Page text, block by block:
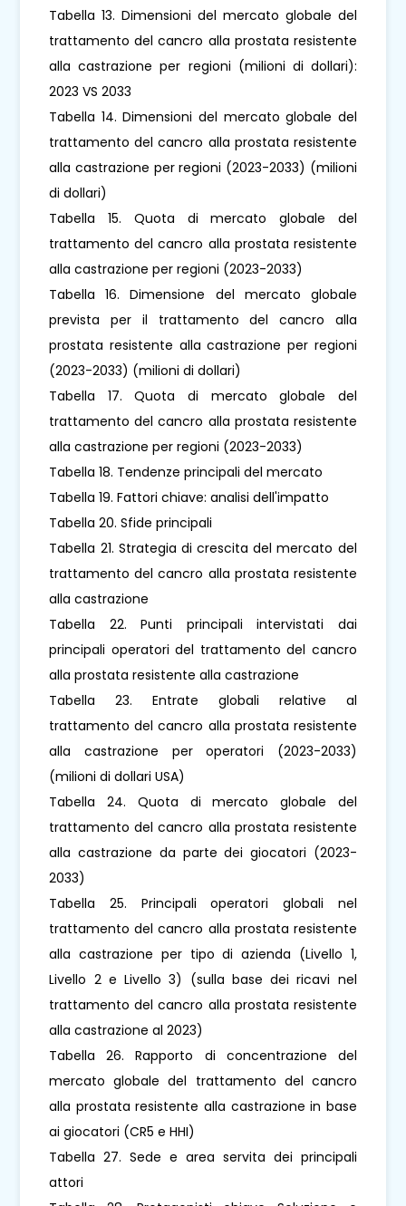
Tabella 13. Dimensioni del mercato globale del
trattamento del cancro alla prostata resistente
alla castrazione per regioni (milioni di dollari):
2023 VS 2033
Tabella 14. Dimensioni del mercato globale del
trattamento del cancro alla prostata resistente
alla castrazione per regioni (2023-2033) (milioni
di dollari)
Tabella 15. Quota di mercato globale del
trattamento del cancro alla prostata resistente
alla castrazione per regioni (2023-2033)
Tabella 16. Dimensione del mercato globale
prevista per il trattamento del cancro alla
prostata resistente alla castrazione per regioni
(2023-2033) (milioni di dollari)
Tabella 17. Quota di mercato globale del
trattamento del cancro alla prostata resistente
alla castrazione per regioni (2023-2033)
Tabella 18. Tendenze principali del mercato
Tabella 19. Fattori chiave: analisi dell'impatto
Tabella 20. Sfide principali
Tabella 21. Strategia di crescita del mercato del
trattamento del cancro alla prostata resistente
alla castrazione
Tabella 22. Punti principali intervistati dai
principali operatori del trattamento del cancro
alla prostata resistente alla castrazione
Tabella 23. Entrate globali relative al
trattamento del cancro alla prostata resistente
alla castrazione per operatori (2023-2033)
(milioni di dollari USA)
Tabella 24. Quota di mercato globale del
trattamento del cancro alla prostata resistente
alla castrazione da parte dei giocatori (2023-
2033)
Tabella 25. Principali operatori globali nel
trattamento del cancro alla prostata resistente
alla castrazione per tipo di azienda (Livello 1,
Livello 2 e Livello 3) (sulla base dei ricavi nel
trattamento del cancro alla prostata resistente
alla castrazione al 2023)
Tabella 26. Rapporto di concentrazione del
mercato globale del trattamento del cancro
alla prostata resistente alla castrazione in base
ai giocatori (CR5 e HHI)
Tabella 27. Sede e area servita dei principali
attori